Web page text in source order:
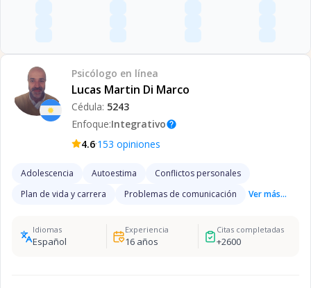
Psicólogo en línea
Lucas Martin Di Marco
Cédula: 5243
Enfoque:Integrativohelp
4.6·153 opiniones
Adolescencia Autoestima
Conflictos personales
Plan de vida y carrera
Problemas de comunicación Ver más...
Idiomas
Español
Experiencia
16años
Citas completadas
+2600